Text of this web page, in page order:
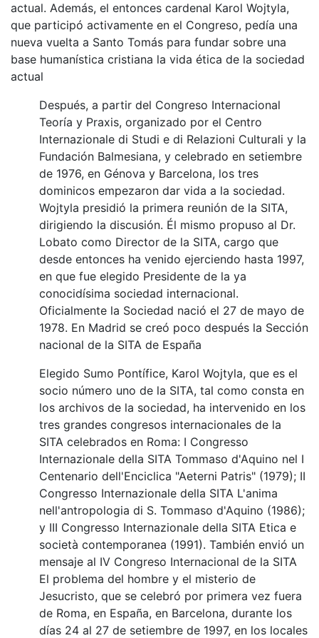
actual. Además, el entonces cardenal Karol Wojtyla,
que participó activamente en el Congreso, pedía una
nueva vuelta a Santo Tomás para fundar sobre una
base humanística cristiana la vida ética de la sociedad
actual
Después, a partir del Congreso Internacional
Teoría y Praxis, organizado por el Centro
Internazionale di Studi e di Relazioni Culturali y la
Fundación Balmesiana, y celebrado en setiembre
de 1976, en Génova y Barcelona, los tres
dominicos empezaron dar vida a la sociedad.
Wojtyla presidió la primera reunión de la SITA,
dirigiendo la discusión. Él mismo propuso al Dr.
Lobato como Director de la SITA, cargo que
desde entonces ha venido ejerciendo hasta 1997,
en que fue elegido Presidente de la ya
conocidísima sociedad internacional.
Oficialmente la Sociedad nació el 27 de mayo de
1978. En Madrid se creó poco después la Sección
nacional de la SITA de España
Elegido Sumo Pontífice, Karol Wojtyla, que es el
socio número uno de la SITA, tal como consta en
los archivos de la sociedad, ha intervenido en los
tres grandes congresos internacionales de la
SITA celebrados en Roma: I Congresso
Internazionale della SITA Tommaso d'Aquino nel I
Centenario dell'Enciclica "Aeterni Patris" (1979); II
Congresso Internazionale della SITA L'anima
nell'antropologia di S. Tommaso d'Aquino (1986);
y III Congresso Internazionale della SITA Etica e
società contemporanea (1991). También envió un
mensaje al IV Congreso Internacional de la SITA
El problema del hombre y el misterio de
Jesucristo, que se celebró por primera vez fuera
de Roma, en España, en Barcelona, durante los
días 24 al 27 de setiembre de 1997, en los locales